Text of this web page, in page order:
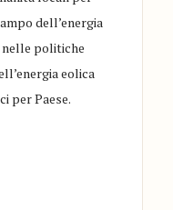
dell’energia
nelle politiche
eolica
per Paese.